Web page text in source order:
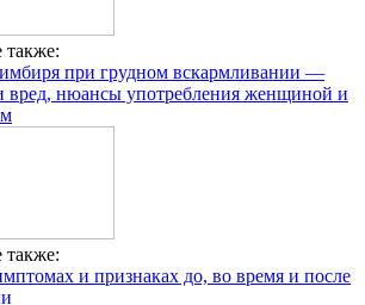
также:
при грудном вскармливании —
вред, нюансы употребления женщиной и
также:
и признаках до, во время и после